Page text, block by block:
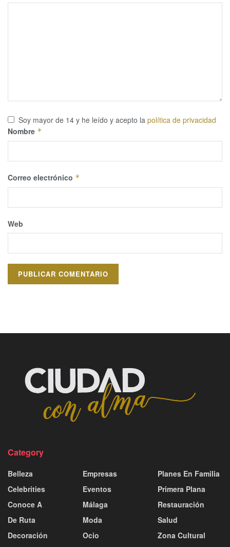
Soy mayor de 14 y he leído y acepto la política de privacidad
Nombre *
Correo electrónico *
Web
Category
Belleza
Celebrities
Conoce A
De Ruta
Decoración
Empresas
Eventos
Málaga
Moda
Ocio
Planes En Familia
Primera Plana
Restauración
Salud
Zona Cultural